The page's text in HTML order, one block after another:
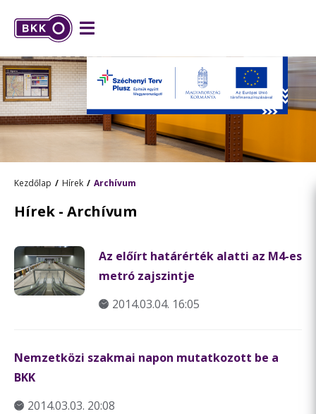
Kezdőlap Hírek Archívum
Hírek - Archívum
Az előírt határérték alatti az M4-es
metró zajszintje
2014.03.04. 16:05
Nemzetközi szakmai napon mutatkozott be a
BKK
2014.03.03. 20:08